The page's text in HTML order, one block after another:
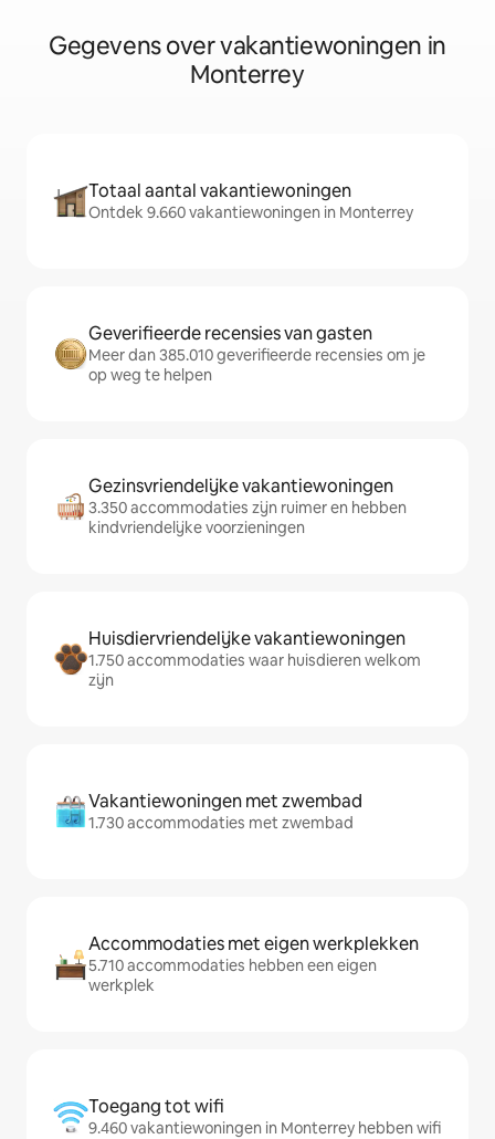
Gegevens over vakantiewoningen in
Monterrey
Totaal aantal vakantiewoningen
Ontdek 9.660 vakantiewoningen in Monterrey
Geverifieerde recensies van gasten
Meer dan 385.010 geverifieerde recensies om je
op weg te helpen
Gezinsvriendelijke vakantiewoningen
3.350 accommodaties zijn ruimer en hebben
kindvriendelijke voorzieningen
Huisdiervriendelijke vakantiewoningen
1.750 accommodaties waar huisdieren welkom
zijn
Vakantiewoningen met zwembad
1.730 accommodaties met zwembad
Accommodaties met eigen werkplekken
5.710 accommodaties hebben een eigen
werkplek
Toegang tot wifi
9.460 vakantiewoningen in Monterrey hebben wifi